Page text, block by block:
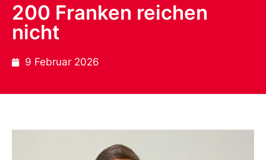
200 Franken reichen
nicht
9 Februar 2026